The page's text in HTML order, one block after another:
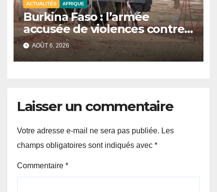
ACTUALITÉS AFRIQUE
Burkina Faso : l’armée
accusée de violences contre
des civils après une attaque
jihadiste.
AOÛT 6, 2026
Laisser un commentaire
Votre adresse e-mail ne sera pas publiée. Les
champs obligatoires sont indiqués avec *
Commentaire *